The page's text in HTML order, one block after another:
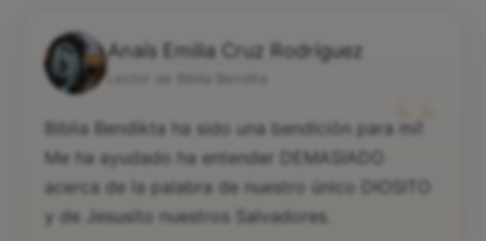
Anaís Emilia Cruz Rodríguez
“
Biblia Bendikta ha sido una bendición para mí!
Me ha ayudado ha entender DEMASIADO
acerca de la palabra de nuestro único DIOSITO
y de Jesusito nuestros Salvadores.